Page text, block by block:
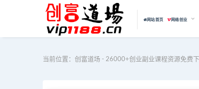
网站首页 网络创业
当前位置： 创富道场 - 26000+创业副业课程资源免费